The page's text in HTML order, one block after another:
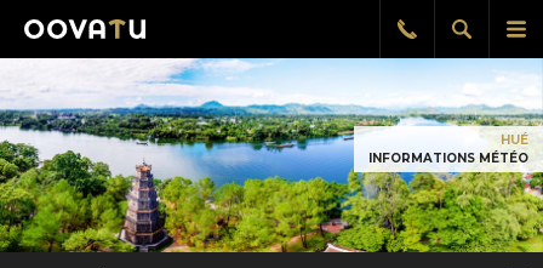
le
Afficher
la
Rappel
gratuit
HUÉ
INFORMATIONS MÉTÉO